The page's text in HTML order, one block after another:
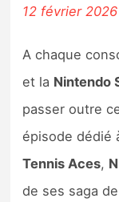
12 février 2026
A chaque
et la Nintendo
passer outre
épisode dédié
Tennis Aces,
de ses saga de